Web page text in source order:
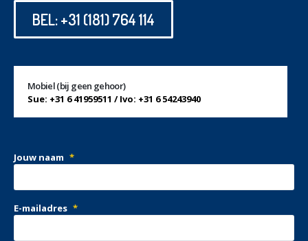
BEL: +31 (181) 764 114
Mobiel (bij geen gehoor)
Sue: +31 6 41959511 / Ivo: +31 6 54243940
Jouw naam *
E-mailadres *